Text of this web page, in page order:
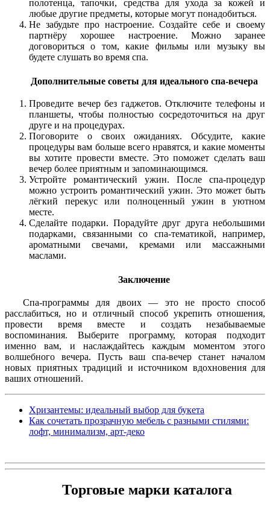
полотенца, тапочки, средства для ухода за кожей и
любые другие предметы, которые могут понадобиться.
Не забудьте про настроение. Создайте себе и своему
партнёру хорошее настроение. Можно заранее
договориться о том, какие фильмы или музыку вы
будете слушать во время спа.
Дополнительные советы для идеального спа-вечера
Проведите вечер без гаджетов. Отключите телефоны и
планшеты, чтобы полностью сосредоточиться на друг
друге и на процедурах.
Поговорите о своих ожиданиях. Обсудите, какие
процедуры вам больше всего нравятся, и какие моменты
вы хотите провести вместе. Это поможет сделать ваш
вечер более приятным и запоминающимся.
Устройте романтический ужин. После спа-процедур
можно устроить романтический ужин. Это может быть
лёгкий перекус или полноценный ужин в уютном
месте.
Сделайте подарки. Порадуйте друг друга небольшими
подарками, связанными со спа-тематикой, например,
ароматными свечами, кремами или массажными
маслами.
Заключение
Спа-программы для двоих — это не просто способ
расслабиться, но и отличный способ укрепить отношения,
провести время вместе и создать незабываемые
воспоминания. Выберите программу, которая подходит
именно вам, и наслаждайтесь каждым моментом этого
волшебного вечера. Пусть ваш спа-вечер станет началом
новых приятных традиций и источником вдохновения для
ваших отношений.
Хризантемы: идеальный выбор для букета
Как сочетать прозрачную мебель с разными стилями:
лофт, минимализм, арт-деко
Торговые марки каталога